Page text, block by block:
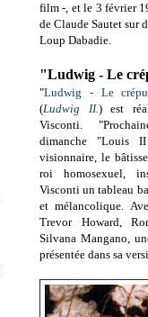
film -, et le 3 février
de Claude Sautet sur
Loup Dabadie.
"Ludwig - Le
"Ludwig - Le
(Ludwig II.) est
Visconti. "
dimanche"Louis
visionnaire, le
roi homosexuel,
Visconti un tableau
et mélancolique.
Trevor Howard,
Silvana Mangano,
présentée dans sa